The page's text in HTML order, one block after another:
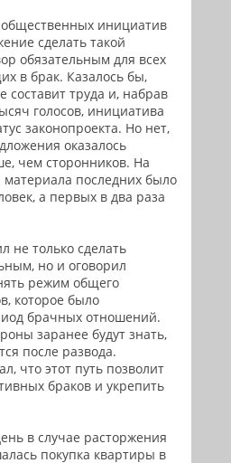
инициатив
сделать такой
обязательным для всех
в брак. Казалось бы,
составит труда и, набрав
голосов, инициатива
законопроекта. Но нет,
оказалось
чем сторонников. На
материала последних было
а первых в два раза
не только сделать
но и оговорил
режим общего
которое было
брачных отношений.
заранее будут знать,
после развода.
что этот путь позволит
браков и укрепить
в случае расторжения
покупка квартиры в